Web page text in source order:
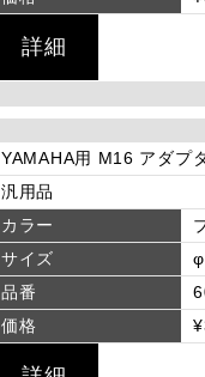
詳細
YAMAHA用 M16 アダプ
汎用品
カラー
サイズ
品番
価格